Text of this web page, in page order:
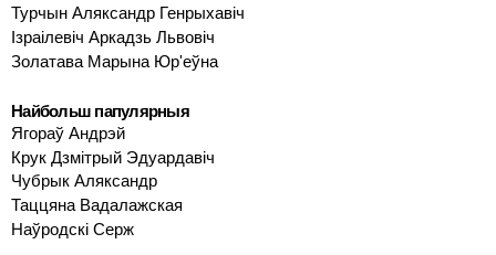
Турчын Аляксандр Генрыхавіч
Ізраілевіч Аркадзь Львовіч
Золатава Марына Юр'еўна
Найбольш папулярныя
Ягораў Андрэй
Крук Дзмітрый Эдуардавіч
Чубрык Аляксандр
Таццяна Вадалажская
Наўродскі Серж